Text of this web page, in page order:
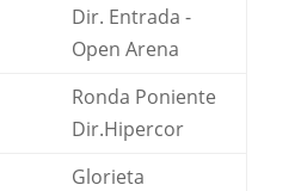
Dir. Entrada -
Open Arena
Ronda Poniente
Dir.Hipercor
Glorieta